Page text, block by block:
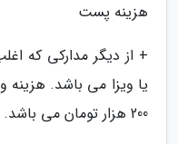
هزینه پست
+ از دیگر مدارکی که
200 هزار تومان می باشد.